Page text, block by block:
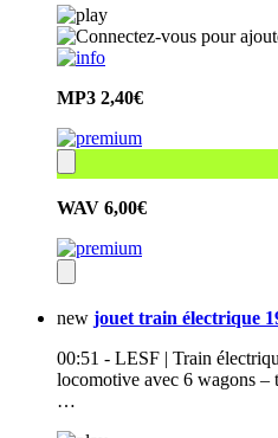
MP3 2,40€
WAV 6,00€
new jouet train électrique
00:51 - LESF | Train
locomotive avec 6 wagons –
…